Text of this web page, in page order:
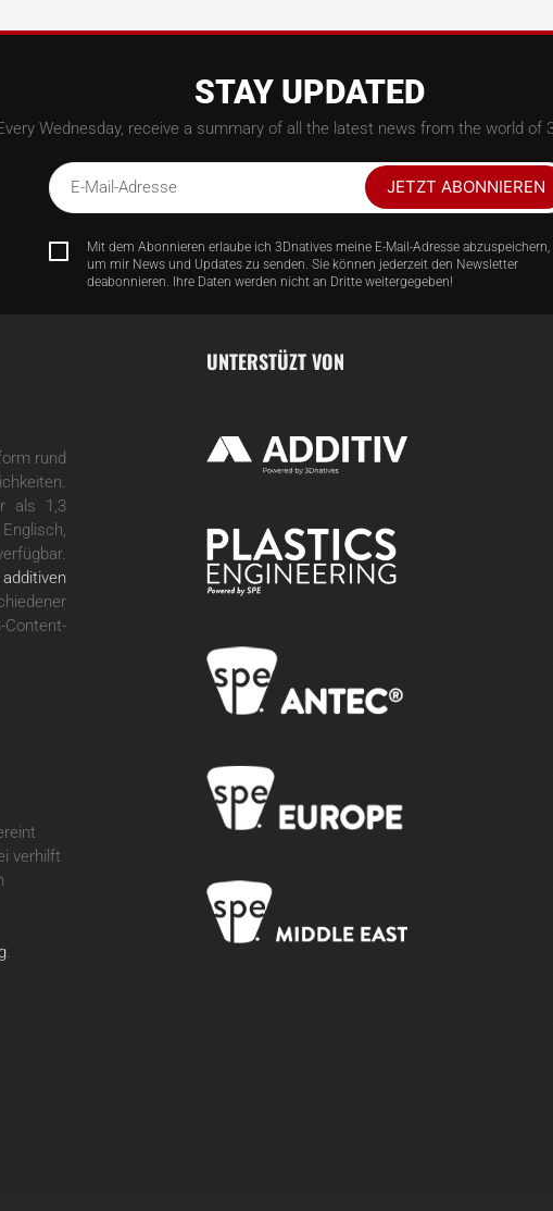
STAY UPDATED
Wednesday, receive a summary of all the latest news from the world of
E-Mail-Adresse
Mit dem Abonnieren erlaube ich 3Dnatives meine E-Mail-Adresse abzuspeichern,
um mir News und Updates zu senden. Sie können jederzeit den Newsletter
deabonnieren. Ihre Daten werden nicht an Dritte weitergegeben!
JETZT ABONNIEREN
rund
als 1,3
additiven
Content-
verhilft
.
UNTERSTÜZT VON